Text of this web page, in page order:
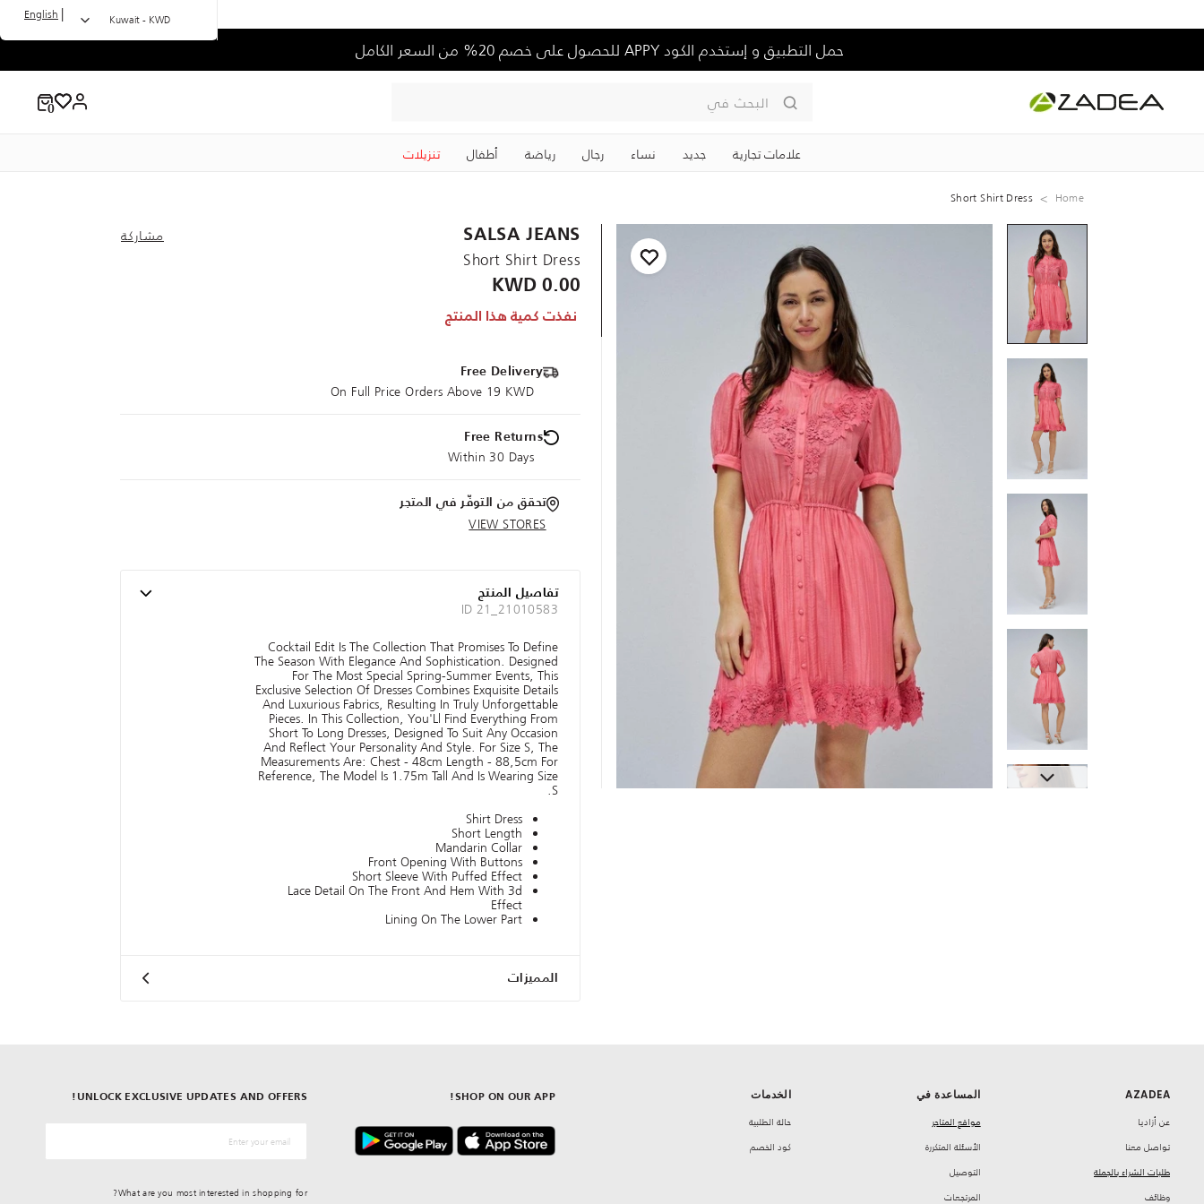
حمل التطبيق و إستخدم الكود APPY للحصول على خصم 20% من السعر الكامل
البحث في
علامات تجارية جديد نساء رجال رياضة ‏أطفال تنزيلات
Kuwait - KWD
|
English
Home
Short Shirt Dress
SALSA JEANS مشاركة
Short Shirt Dress
0.00 KWD
نفذت كمية هذا المنتج
Free Delivery
On Full Price Orders Above 19 KWD
Free Returns
Within 30 Days
تحقق من التوفّر في المتجر
VIEW STORES
تفاصيل المنتج
ID 21_21010583
Cocktail Edit Is The Collection That Promises To Define
The Season With Elegance And Sophistication. Designed
For The Most Special Spring-Summer Events, This
Exclusive Selection Of Dresses Combines Exquisite Details
And Luxurious Fabrics, Resulting In Truly Unforgettable
Pieces. In This Collection, You'Ll Find Everything From
Short To Long Dresses, Designed To Suit Any Occasion
And Reflect Your Personality And Style. For Size S, The
Measurements Are: Chest - 48cm Length - 88,5cm For
Reference, The Model Is 1.75m Tall And Is Wearing Size
S.
Shirt Dress
Short Length
Mandarin Collar
Front Opening With Buttons
Short Sleeve With Puffed Effect
Lace Detail On The Front And Hem With 3d
Effect
Lining On The Lower Part
المميزات
AZADEA
‏عن أزاديا
تواصل معنا
طلبات الشراء بالجملة
‏وظائف
المساعدة في
مواقع المتاجر
‏الأسئلة المتكررة
‏التوصيل
‏المرتجعات
الخدمات
حالة الطلبية
كود الخصم
SHOP ON OUR APP!
UNLOCK EXCLUSIVE UPDATES AND OFFERS!
What are you most interested in shopping for?